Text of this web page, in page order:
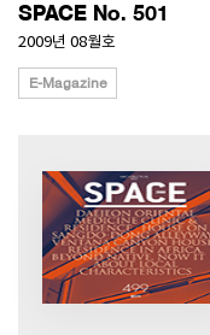
SPACE No. 501
2009년 08월호
E-Magazine